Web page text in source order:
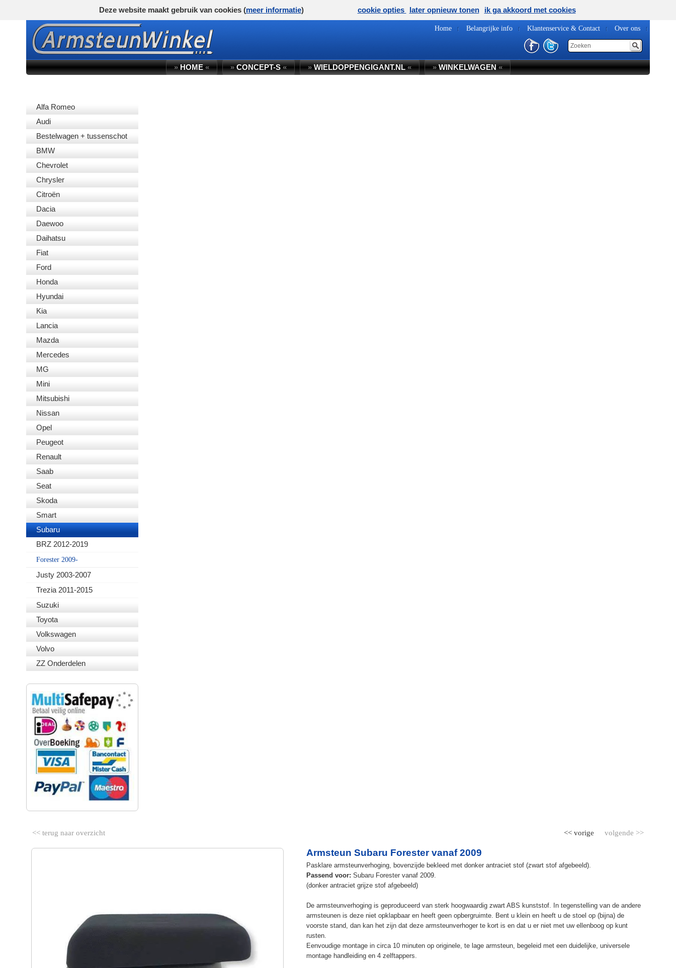
Home Belangrijke info Klantenservice & Contact Over ons
»HOME« »CONCEPT-S« »WIELDOPPENGIGANT.NL« »WINKELWAGEN«
Alfa Romeo
Audi
Bestelwagen + tussenschot
BMW
Chevrolet
Chrysler
Citroën
Dacia
Daewoo
Daihatsu
Fiat
Ford
Honda
Hyundai
Kia
Lancia
Mazda
Mercedes
MG
Mini
Mitsubishi
Nissan
Opel
Peugeot
Renault
Saab
Seat
Skoda
Smart
Subaru
BRZ 2012-2019
Forester 2009-
Justy 2003-2007
Trezia 2011-2015
Suzuki
Toyota
Volkswagen
Volvo
ZZ Onderdelen
<< terug naar overzicht volgende >>
<< vorige
Armsteun Subaru Forester vanaf 2009
Pasklare armsteunverhoging, bovenzijde bekleed met donker antraciet stof (zwart stof afgebeeld).
Passend voor: Subaru Forester vanaf 2009.
(donker antraciet grijze stof afgebeeld)
De armsteunverhoging is geproduceerd van sterk hoogwaardig zwart ABS kunststof. In tegenstelling van de andere
armsteunen is deze niet opklapbaar en heeft geen opbergruimte. Bent u klein en heeft u de stoel op (bijna) de
voorste stand, dan kan het zijn dat deze armsteunverhoger te kort is en dat u er niet met uw ellenboog op kunt
rusten.
Eenvoudige montage in circa 10 minuten op originele, te lage armsteun, begeleid met een duidelijke, universele
montage handleiding en 4 zelftappers.
Deze website maakt gebruik van cookies (meer informatie) cookie opties later opnieuw tonen ik ga akkoord met cookies